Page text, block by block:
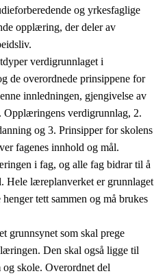
og yrkesfaglige
opplæring, der deler av
verdigrunnlaget i
de overordnede prinsippene for
innledningen, gjengivelse av
Opplæringens verdigrunnlag, 2.
og 3. Prinsipper for skolens
fagenes innhold og mål.
i fag, og alle fag bidrar til å
Hele læreplanverket er grunnlaget
tett sammen og må brukes
grunnsynet som skal prege
Den skal også ligge til
skole. Overordnet del